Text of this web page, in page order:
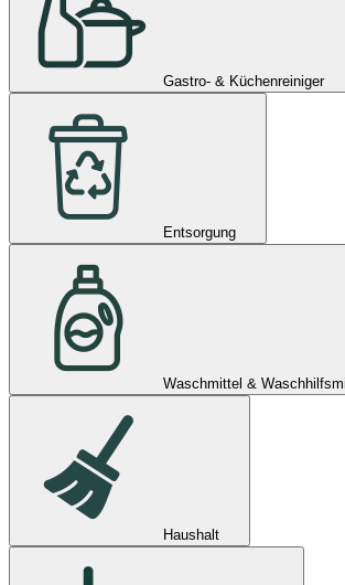
Gastro- & Küchenreiniger
Entsorgung
Waschmittel &
Haushalt